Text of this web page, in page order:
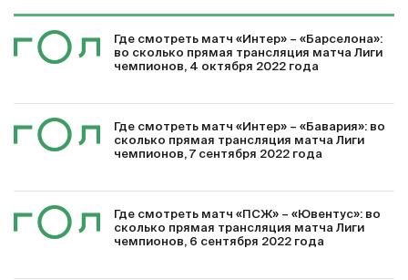
Где смотреть матч «Интер» – «Барселона»:
во сколько прямая трансляция матча Лиги
чемпионов, 4 октября 2022 года
Где смотреть матч «Интер» – «Бавария»: во
сколько прямая трансляция матча Лиги
чемпионов, 7 сентября 2022 года
Где смотреть матч «ПСЖ» – «Ювентус»: во
сколько прямая трансляция матча Лиги
чемпионов, 6 сентября 2022 года